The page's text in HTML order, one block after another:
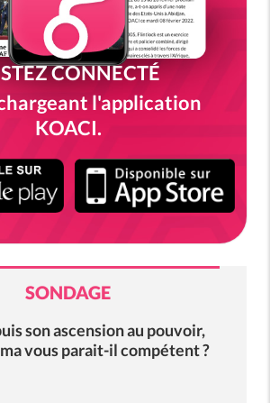
CONNECTÉ
l'application
KOACI.
SONDAGE
son ascension au pouvoir,
vous parait-il compétent ?